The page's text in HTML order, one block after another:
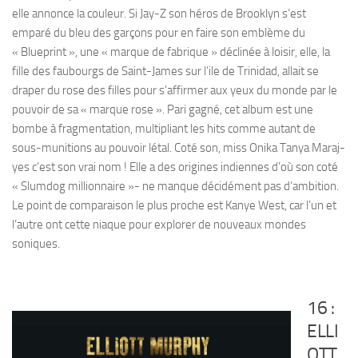
elle annonce la couleur. Si Jay-Z son héros de Brooklyn s’est
emparé du bleu des garçons pour en faire son emblème du
« Blueprint », une « marque de fabrique » déclinée à loisir, elle, la
fille des faubourgs de Saint-James sur l’ile de Trinidad, allait se
draper du rose des filles pour s’affirmer aux yeux du monde par le
pouvoir de sa « marque rose ». Pari gagné, cet album est une
bombe à fragmentation, multipliant les hits comme autant de
sous-munitions au pouvoir létal. Coté son, miss Onika Tanya Maraj-
yes c’est son vrai nom ! Elle a des origines indiennes d’où son coté
« Slumdog millionnaire »- ne manque décidément pas d’ambition.
Le point de comparaison le plus proche est Kanye West, car l’un et
l’autre ont cette niaque pour explorer de nouveaux mondes
soniques.
16 :
ELLI